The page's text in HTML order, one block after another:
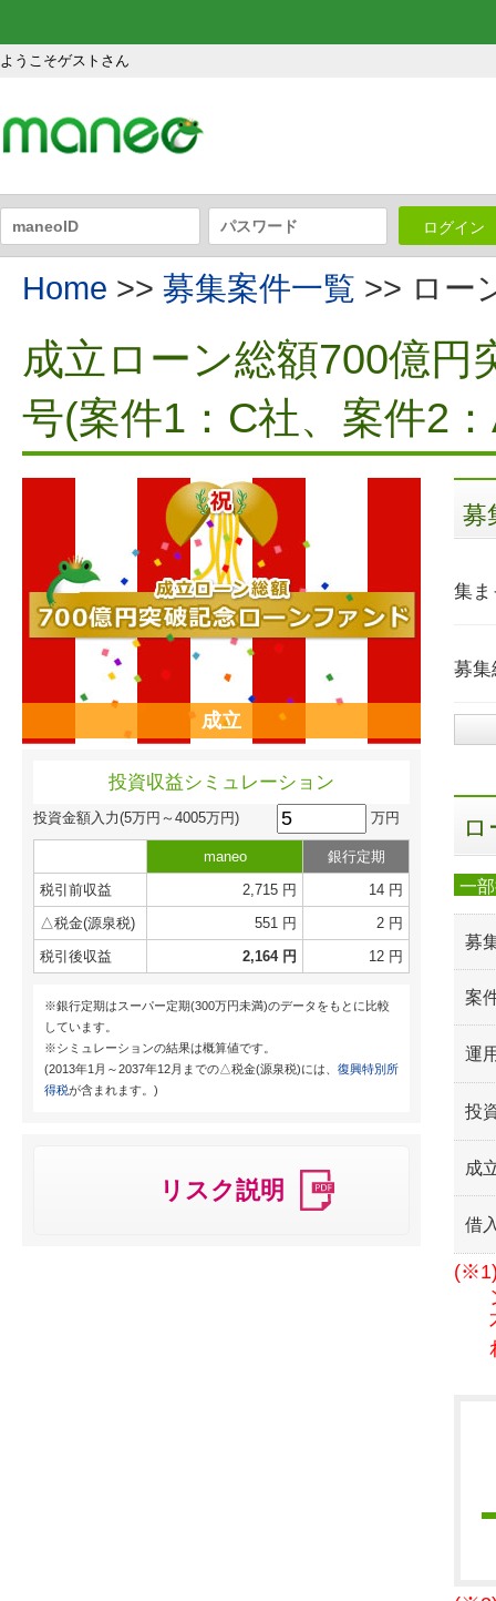
ようこそゲストさん
ログイン
Home >> 募集案件一覧 >> ロー
成立ローン総額700億
号(案件1：C社、案件2
成立
投資収益シミュレーション
投資金額入力(5万円～4005万円) 万円
maneo
銀行定期
税引前収益
2,715 円
14 円
△税金(源泉税)
551 円
2 円
税引後収益
2,164 円 12 円
※銀行定期はスーパー定期(300万円未満)のデータをもとに比較
しています。
※シミュレーションの結果は概算値です。
(2013年1月～2037年12月までの△税金(源泉税)には、 復興特別所
得税が含まれます。)
リスク説明
募
集ま
募集
一
募
案
運
投
成
借
(※1)